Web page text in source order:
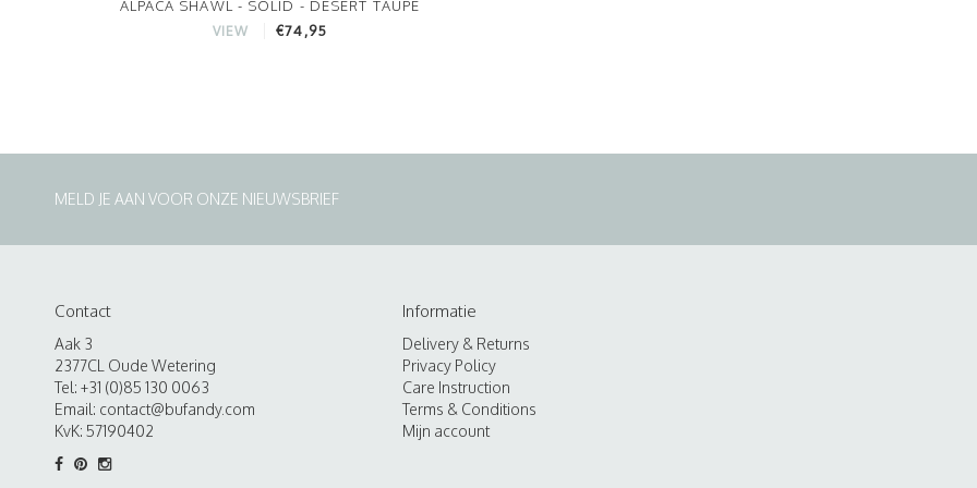
ALPACA SHAWL - SOLID - DESERT TAUPE
VIEW €74,95
MELD JE AAN VOOR ONZE NIEUWSBRIEF
Contact
Aak 3
2377CL Oude Wetering
Tel: +31 (0)85 130 0063
Email: contact@bufandy.com
KvK: 57190402
Informatie
Delivery & Returns
Privacy Policy
Care Instruction
Terms & Conditions
Mijn account